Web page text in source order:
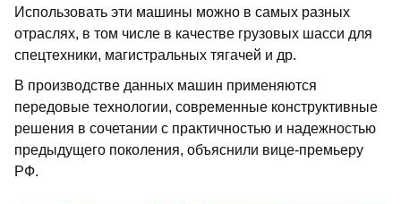
Использовать эти машины можно в самых разных
отраслях, в том числе в качестве грузовых шасси для
спецтехники, магистральных тягачей и др.
В производстве данных машин применяются
передовые технологии, современные конструктивные
решения в сочетании с практичностью и надежностью
предыдущего поколения, объяснили вице-премьеру
РФ.